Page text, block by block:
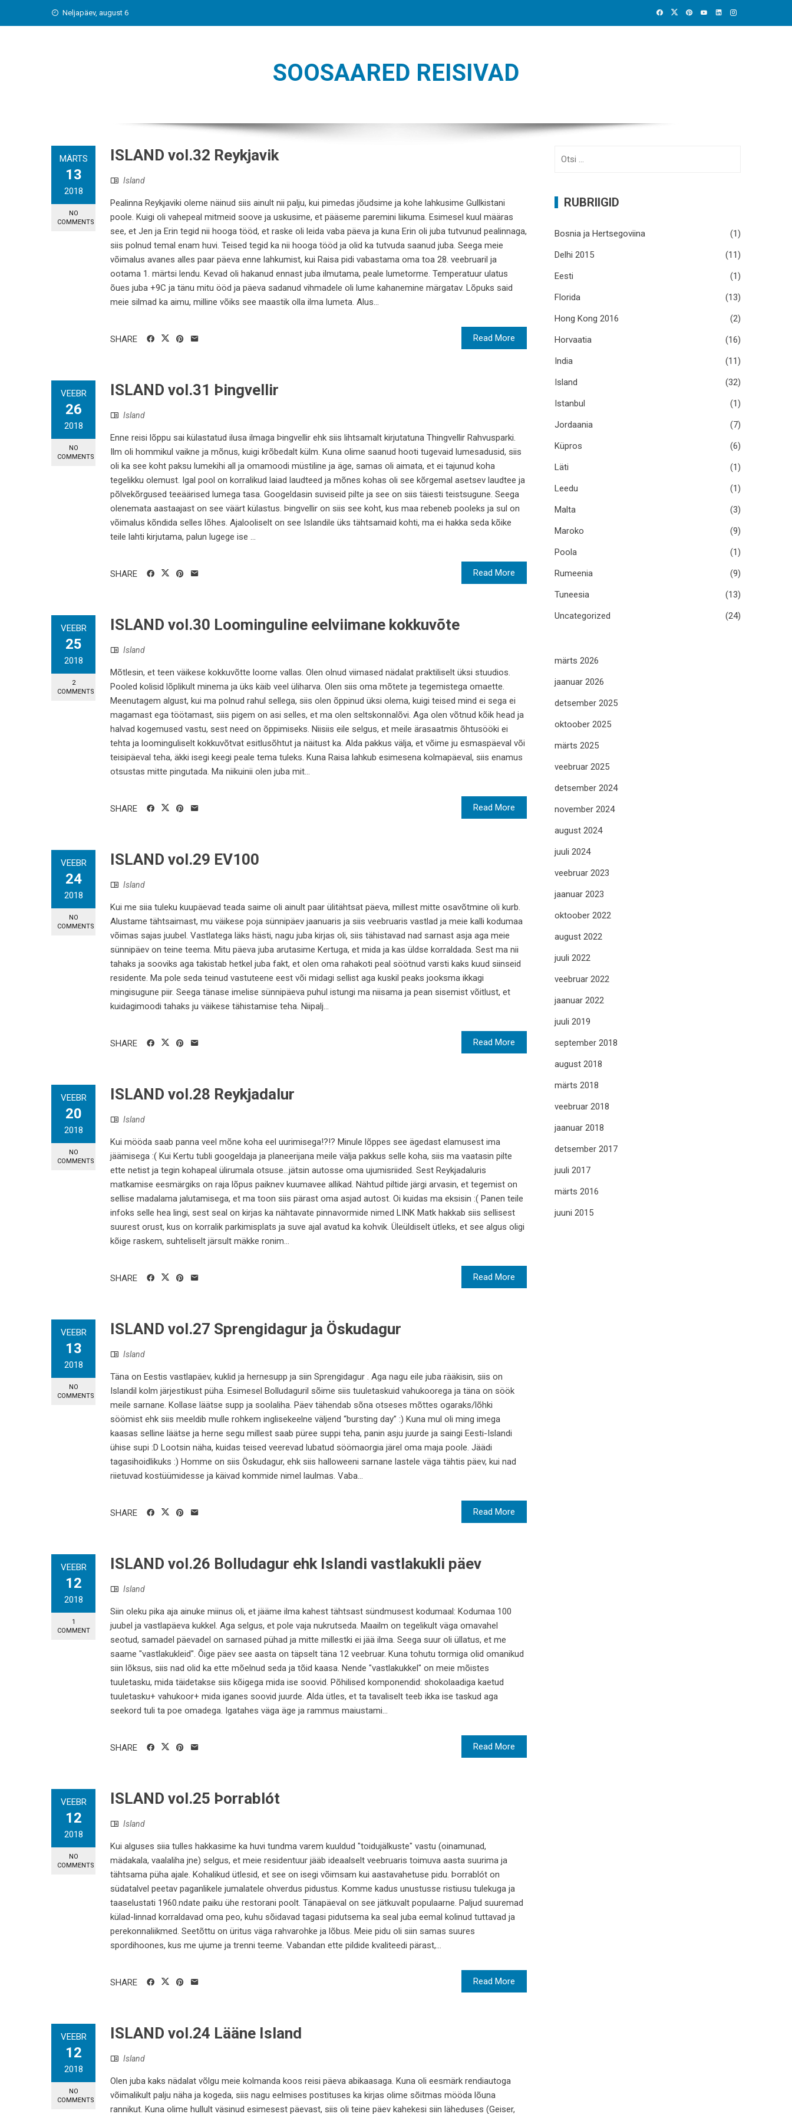
Neljapäev, august 6
SOOSAARED REISIVAD
MÄRTS
13
2018
NO
COMMENTS
ISLAND vol.32 Reykjavik
Island
Pealinna Reykjaviki oleme näinud siis ainult nii palju, kui pimedas jõudsime ja kohe lahkusime Gullkistani
poole. Kuigi oli vahepeal mitmeid soove ja uskusime, et pääseme paremini liikuma. Esimesel kuul määras
see, et Jen ja Erin tegid nii hooga tööd, et raske oli leida vaba päeva ja kuna Erin oli juba tutvunud pealinnaga,
siis polnud temal enam huvi. Teised tegid ka nii hooga tööd ja olid ka tutvuda saanud juba. Seega meie
võimalus avanes alles paar päeva enne lahkumist, kui Raisa pidi vabastama oma toa 28. veebruaril ja
ootama 1. märtsi lendu. Kevad oli hakanud ennast juba ilmutama, peale lumetorme. Temperatuur ulatus
õues juba +9C ja tänu mitu ööd ja päeva sadanud vihmadele oli lume kahanemine märgatav. Lõpuks said
meie silmad ka aimu, milline võiks see maastik olla ilma lumeta. Alus...
Read More
SHARE
VEEBR
26
2018
NO
COMMENTS
ISLAND vol.31 Þingvellir
Island
Enne reisi lõppu sai külastatud ilusa ilmaga Þingvellir ehk siis lihtsamalt kirjutatuna Thingvellir Rahvusparki.
Ilm oli hommikul vaikne ja mõnus, kuigi krõbedalt külm. Kuna olime saanud hooti tugevaid lumesadusid, siis
oli ka see koht paksu lumekihi all ja omamoodi müstiline ja äge, samas oli aimata, et ei tajunud koha
tegelikku olemust. Igal pool on korralikud laiad laudteed ja mõnes kohas oli see kõrgemal asetsev laudtee ja
põlvekõrgused teeäärised lumega tasa. Googeldasin suviseid pilte ja see on siis täiesti teistsugune. Seega
olenemata aastaajast on see väärt külastus. Þingvellir on siis see koht, kus maa rebeneb pooleks ja sul on
võimalus kõndida selles lõhes. Ajalooliselt on see Islandile üks tähtsamaid kohti, ma ei hakka seda kõike
teile lahti kirjutama, palun lugege ise ...
Read More
SHARE
VEEBR
25
2018
2
COMMENTS
ISLAND vol.30 Loominguline eelviimane kokkuvõte
Island
Mõtlesin, et teen väikese kokkuvõtte loome vallas. Olen olnud viimased nädalat praktiliselt üksi stuudios.
Pooled kolisid lõplikult minema ja üks käib veel üliharva. Olen siis oma mõtete ja tegemistega omaette.
Meenutagem algust, kui ma polnud rahul sellega, siis olen õppinud üksi olema, kuigi teised mind ei sega ei
magamast ega töötamast, siis pigem on asi selles, et ma olen seltskonnalõvi. Aga olen võtnud kõik head ja
halvad kogemused vastu, sest need on õppimiseks. Niisiis eile selgus, et meile ärasaatmis õhtusööki ei
tehta ja loominguliselt kokkuvõtvat esitlusõhtut ja näitust ka. Alda pakkus välja, et võime ju esmaspäeval või
teisipäeval teha, äkki isegi keegi peale tema tuleks. Kuna Raisa lahkub esimesena kolmapäeval, siis enamus
otsustas mitte pingutada. Ma niikuinii olen juba mit...
Read More
SHARE
VEEBR
24
2018
NO
COMMENTS
ISLAND vol.29 EV100
Island
Kui me siia tuleku kuupäevad teada saime oli ainult paar ülitähtsat päeva, millest mitte osavõtmine oli kurb.
Alustame tähtsaimast, mu väikese poja sünnipäev jaanuaris ja siis veebruaris vastlad ja meie kalli kodumaa
võimas sajas juubel. Vastlatega läks hästi, nagu juba kirjas oli, siis tähistavad nad sarnast asja aga meie
sünnipäev on teine teema. Mitu päeva juba arutasime Kertuga, et mida ja kas üldse korraldada. Sest ma nii
tahaks ja sooviks aga takistab hetkel juba fakt, et olen oma rahakoti peal söötnud varsti kaks kuud siinseid
residente. Ma pole seda teinud vastuteene eest või midagi sellist aga kuskil peaks jooksma ikkagi
mingisugune piir. Seega tänase imelise sünnipäeva puhul istungi ma niisama ja pean sisemist võitlust, et
kuidagimoodi tahaks ju väikese tähistamise teha. Niipalj...
Read More
SHARE
VEEBR
20
2018
NO
COMMENTS
ISLAND vol.28 Reykjadalur
Island
Kui mööda saab panna veel mõne koha eel uurimisega!?!? Minule lõppes see ägedast elamusest ima
jäämisega :( Kui Kertu tubli googeldaja ja planeerijana meile välja pakkus selle koha, siis ma vaatasin pilte
ette netist ja tegin kohapeal ülirumala otsuse...jätsin autosse oma ujumisriided. Sest Reykjadaluris
matkamise eesmärgiks on raja lõpus paiknev kuumavee allikad. Nähtud piltide järgi arvasin, et tegemist on
sellise madalama jalutamisega, et ma toon siis pärast oma asjad autost. Oi kuidas ma eksisin :( Panen teile
infoks selle hea lingi, sest seal on kirjas ka nähtavate pinnavormide nimed LINK Matk hakkab siis sellisest
suurest orust, kus on korralik parkimisplats ja suve ajal avatud ka kohvik. Üleüldiselt ütleks, et see algus oligi
kõige raskem, suhteliselt järsult mäkke ronim...
Read More
SHARE
VEEBR
13
2018
NO
COMMENTS
ISLAND vol.27 Sprengidagur ja Öskudagur
Island
Täna on Eestis vastlapäev, kuklid ja hernesupp ja siin Sprengidagur . Aga nagu eile juba rääkisin, siis on
Islandil kolm järjestikust püha. Esimesel Bolludaguril sõime siis tuuletaskuid vahukoorega ja täna on söök
meile sarnane. Kollase läätse supp ja soolaliha. Päev tähendab sõna otseses mõttes ogaraks/lõhki
söömist ehk siis meeldib mulle rohkem inglisekeelne väljend “bursting day” :) Kuna mul oli ming imega
kaasas selline läätse ja herne segu millest saab püree suppi teha, panin asju juurde ja saingi Eesti-Islandi
ühise supi :D Lootsin näha, kuidas teised veerevad lubatud söömaorgia järel oma maja poole. Jäädi
tagasihoidlikuks :) Homme on siis Öskudagur, ehk siis halloweeni sarnane lastele väga tähtis päev, kui nad
riietuvad kostüümidesse ja käivad kommide nimel laulmas. Vaba...
Read More
SHARE
VEEBR
12
2018
1
COMMENT
ISLAND vol.26 Bolludagur ehk Islandi vastlakukli päev
Island
Siin oleku pika aja ainuke miinus oli, et jääme ilma kahest tähtsast sündmusest kodumaal: Kodumaa 100
juubel ja vastlapäeva kukkel. Aga selgus, et pole vaja nukrutseda. Maailm on tegelikult väga omavahel
seotud, samadel päevadel on sarnased pühad ja mitte millestki ei jää ilma. Seega suur oli üllatus, et me
saame "vastlakukleid". Õige päev see aasta on täpselt täna 12 veebruar. Kuna tohutu tormiga olid omanikud
siin lõksus, siis nad olid ka ette mõelnud seda ja tõid kaasa. Nende "vastlakukkel" on meie mõistes
tuuletasku, mida täidetakse siis kõigega mida ise soovid. Põhilised komponendid: shokolaadiga kaetud
tuuletasku+ vahukoor+ mida iganes soovid juurde. Alda ütles, et ta tavaliselt teeb ikka ise taskud aga
seekord tuli ta poe omadega. Igatahes väga äge ja rammus maiustami...
Read More
SHARE
VEEBR
12
2018
NO
COMMENTS
ISLAND vol.25 Þorrablót
Island
Kui alguses siia tulles hakkasime ka huvi tundma varem kuuldud "toidujälkuste" vastu (oinamunad,
mädakala, vaalaliha jne) selgus, et meie residentuur jääb ideaalselt veebruaris toimuva aasta suurima ja
tähtsama püha ajale. Kohalikud ütlesid, et see on isegi võimsam kui aastavahetuse pidu. Þorrablót on
südatalvel peetav paganlikele jumalatele ohverdus pidustus. Komme kadus unustusse ristiusu tulekuga ja
taaselustati 1960.ndate paiku ühe restorani poolt. Tänapäeval on see jätkuvalt populaarne. Paljud suuremad
külad-linnad korraldavad oma peo, kuhu sõidavad tagasi pidutsema ka seal juba eemal kolinud tuttavad ja
perekonnaliikmed. Seetõttu on üritus väga rahvarohke ja lõbus. Meie pidu oli siin samas suures
spordihoones, kus me ujume ja trenni teeme. Vabandan ette pildide kvaliteedi pärast,...
Read More
SHARE
VEEBR
12
2018
NO
COMMENTS
ISLAND vol.24 Lääne Island
Island
Olen juba kaks nädalat võlgu meie kolmanda koos reisi päeva abikaasaga. Kuna oli eesmärk rendiautoga
võimalikult palju näha ja kogeda, siis nagu eelmises postituses ka kirjas olime sõitmas mööda lõuna
rannikut. Kuna olime hullult väsinud esimesest päevast, siis oli teine päev kahekesi siin läheduses (Geiser,
RUBRIIGID
Bosnia ja Hertsegoviina
(1)
Delhi 2015
(11)
Eesti
(1)
Florida
(13)
Hong Kong 2016
(2)
Horvaatia
(16)
India
(11)
Island
(32)
Istanbul
(1)
Jordaania
(7)
Küpros
(6)
Läti
(1)
Leedu
(1)
Malta
(3)
Maroko
(9)
Poola
(1)
Rumeenia
(9)
Tuneesia
(13)
Uncategorized
(24)
märts 2026
jaanuar 2026
detsember 2025
oktoober 2025
märts 2025
veebruar 2025
detsember 2024
november 2024
august 2024
juuli 2024
veebruar 2023
jaanuar 2023
oktoober 2022
august 2022
juuli 2022
veebruar 2022
jaanuar 2022
juuli 2019
september 2018
august 2018
märts 2018
veebruar 2018
jaanuar 2018
detsember 2017
juuli 2017
märts 2016
juuni 2015